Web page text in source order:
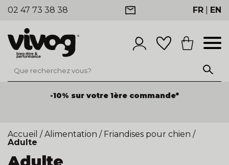
02 47 73 38 38 FR EN
-10% sur votre 1ère commande*
Accueil / Alimentation / Friandises pour chien /
Adulte